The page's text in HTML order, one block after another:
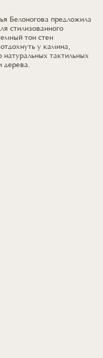
Белоногова предложила
стилизованного
тон стен
у камина,
натуральных тактильных
дерева.